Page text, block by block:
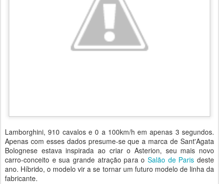
Lamborghini, 910 cavalos e 0 a 100km/h em apenas 3 segundos.
Apenas com esses dados presume-se que a marca de Sant'Agata
Bolognese estava inspirada ao criar o Asterion, seu mais novo
carro-conceito e sua grande atração para o Salão de Paris deste
ano. Híbrido, o modelo vir a se tornar um futuro modelo de linha da
fabricante.